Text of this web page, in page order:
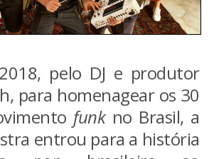
pelo DJ e produtor
para homenagear os 30
funkno Brasil, a
entrou para a história